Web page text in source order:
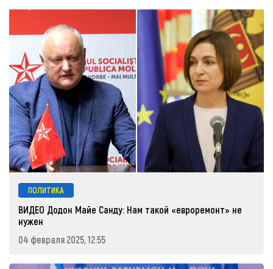
ПОЛИТИКА
ВИДЕО Додон Майе Санду: Нам такой «евроремонт» не
нужен
04 февраля 2025, 12:55